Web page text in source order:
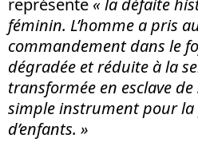
représente « la défaite
féminin. L’homme a pris
commandement dans le
dégradée et réduite à la
transformée en esclave
simple instrument pour
d’enfants. »